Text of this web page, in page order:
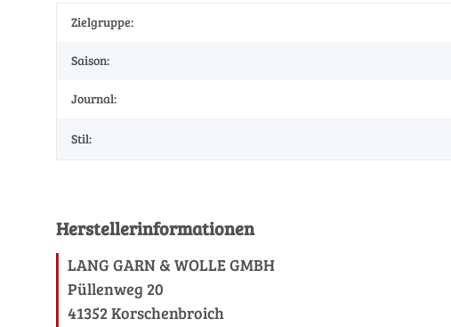
Zielgruppe:
Saison:
Journal:
Stil:
Herstellerinformationen
LANG GARN & WOLLE GMBH
Püllenweg 20
41352 Korschenbroich